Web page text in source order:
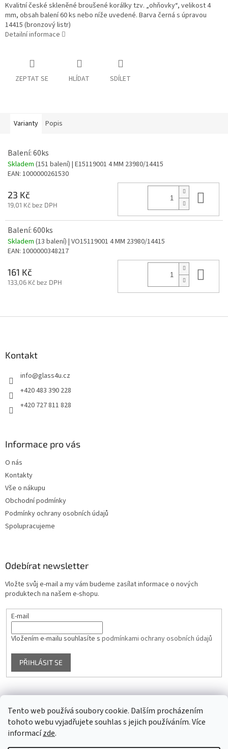
Tento web používá soubory cookie. Dalším procházením
tohoto webu vyjadřujete souhlas s jejich používáním. Více
informacízde.
Kvalitní české skleněné broušené korálky tzv. „ohňovky“, velikost 4
mm, obsah balení 60 ks nebo níže uvedené. Barva černá s úpravou
14415 (bronzový listr)
Detailní informace
ZEPTAT SE HLÍDAT SDÍLET
Varianty Popis
Balení: 60ks
Skladem (151 balení) | E15119001 4 MM 23980/14415
EAN: 1000000261530
23 Kč
19,01 Kč bez DPH
Balení: 600ks
Skladem (13 balení) | VO15119001 4 MM 23980/14415
EAN: 1000000348217
161 Kč
133,06 Kč bez DPH
Kontakt
info@glass4u.cz
+420 483 390 228
+420 727 811 828
Informace pro vás
O nás
Kontakty
Vše o nákupu
Obchodní podmínky
Podmínky ochrany osobních údajů
Spolupracujeme
Odebírat newsletter
Vložte svůj e-mail a my vám budeme zasílat informace o nových
produktech na našem e-shopu.
E-mail
Vložením e-mailu souhlasíte s podmínkami ochrany osobních údajů
PŘIHLÁSIT SE
Facebook